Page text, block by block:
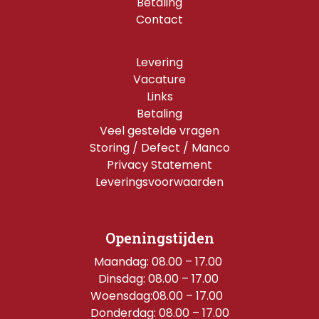
Contact
Levering
Vacature
Links
Betaling
Veel gestelde vragen
Storing / Defect / Manco
Privacy Statement
Leveringsvoorwaarden
Openingstijden
Maandag: 08.00 – 17.00
Dinsdag: 08.00 – 17.00
Woensdag:08.00 – 17.00
Donderdag: 08.00 – 17.00